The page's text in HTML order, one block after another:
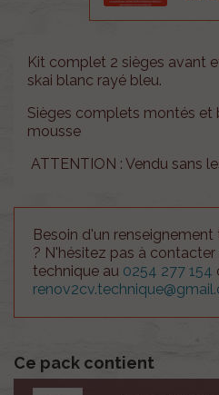
Kit complet 2 sièges avant
skai blanc rayé bleu.
Sièges complets montés et
mousse
ATTENTION : Vendu sans
Besoin d'un
? N'hésitez pas à
technique au 0254 277 154
Ce pack contient